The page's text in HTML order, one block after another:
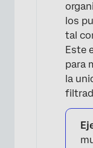
los
tal
Este
para
la